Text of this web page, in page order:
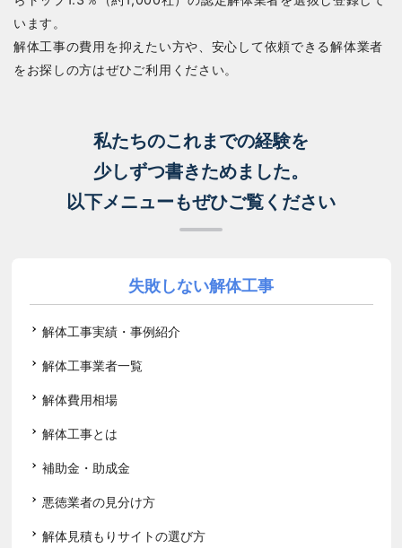
います。
解体工事の費用を抑えたい方や、安心して依頼できる解体業者
をお探しの方はぜひご利用ください。
私たちのこれまでの経験を
少しずつ書きためました。
以下メニューもぜひご覧ください
失敗しない解体工事
解体工事実績・事例紹介
解体工事業者一覧
解体費用相場
解体工事とは
補助金・助成金
悪徳業者の見分け方
解体見積もりサイトの選び方